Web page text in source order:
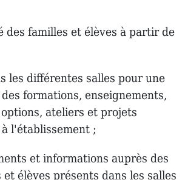
des familles et élèves à partir de
les différentes salles pour une
formations, enseignements,
ateliers et projets
l'établissement ;
et informations auprès des
élèves présents dans les salles